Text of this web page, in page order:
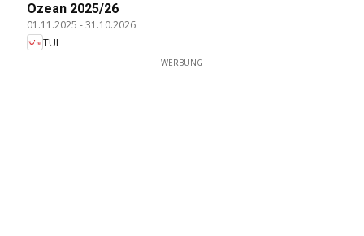
Ozean 2025/26
01.11.2025 -31.10.2026
TUI
WERBUNG